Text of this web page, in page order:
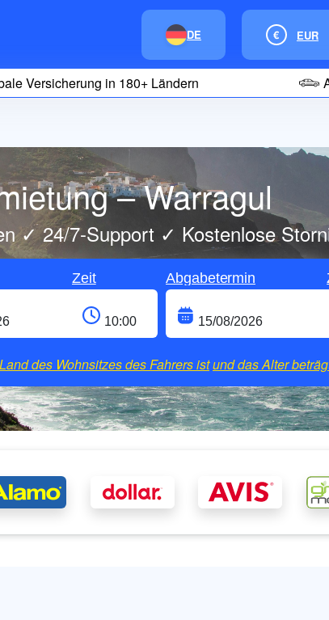
DE € EUR
Versicherung in 180+ Ländern
– Warragul
✓ 24/7-Support ✓ Kostenlose
Zeit Abgabetermin
des Wohnsitzes des Fahrers istund das Alter